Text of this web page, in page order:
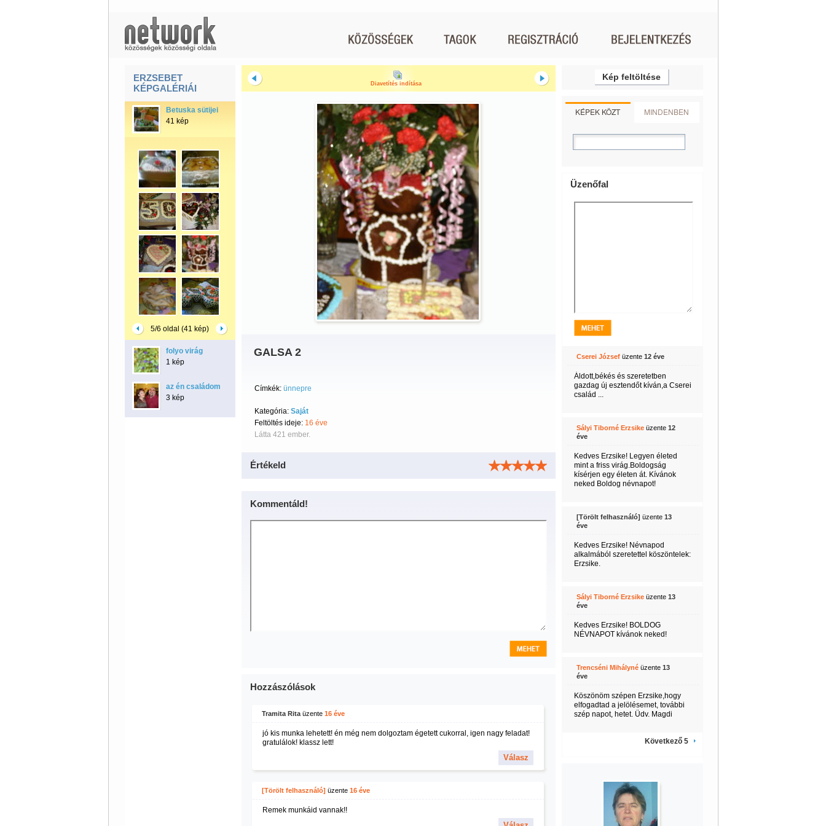
ERZSEBET
KÉPGALÉRIÁI
Betuska sütijei
41 kép
5/6 oldal (41 kép)
folyo virág
1 kép
az én családom
3 kép
Diavetítés indítása
GALSA 2
Címkék: ünnepre
Kategória: Saját
Feltöltés ideje: 16 éve
Látta 421 ember.
Értékeld
Kommentáld!
Hozzászólások
Tramita Ritaüzente 16 éve
jó kis munka lehetett! én még nem dolgoztam égetett cukorral, igen nagy feladat!
gratulálok! klassz lett!
Válasz
[Törölt felhasználó] üzente 16 éve
Remek munkáid vannak!!
Kép feltöltése
KÉPEK KÖZT MINDENBEN
Üzenőfal
Cserei Józsefüzente 12 éve
Áldott,békés és szeretetben
gazdag új esztendőt kíván,a Cserei
család ...
Sályi Tiborné Erzsikeüzente 12
éve
Kedves Erzsike! Legyen életed
mint a friss virág.Boldogság
kísérjen egy életen át. Kívánok
neked Boldog névnapot!
[Törölt felhasználó] üzente 13
éve
Kedves Erzsike! Névnapod
alkalmából szeretettel köszöntelek:
Erzsike.
Sályi Tiborné Erzsikeüzente 13
éve
Kedves Erzsike! BOLDOG
NÉVNAPOT kívánok neked!
Trencséni Mihálynéüzente 13
éve
Köszönöm szépen Erzsike,hogy
elfogadtad a jelölésemet, további
szép napot, hetet. Üdv. Magdi
Következő 5